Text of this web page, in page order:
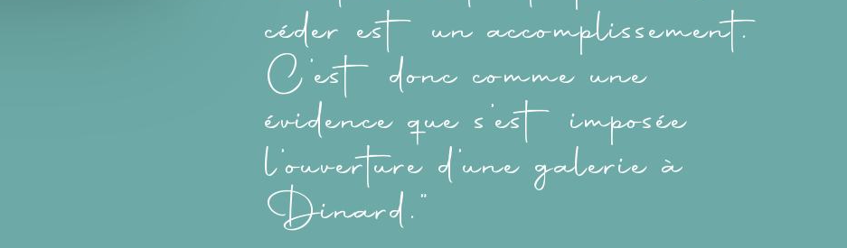
céder est un accomplissement.
C’est donc comme une
évidence que s’est imposée
l’ouverture d’une galerie à
Dinard.”